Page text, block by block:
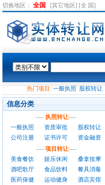
切换地区： 全国 [其它地区] [全 国]
热门项目: 一般执照 股权转让
信息分类
---- 执照转让----
一般执照
资质审批
股权转让
公司注册
证书许可
资金融资
---- 项目转让----
美食餐饮
娱乐休闲
桑拿按摩
酒吧歌厅
食品饮料
餐具消毒
医药保健
运动健身
酒店宾馆